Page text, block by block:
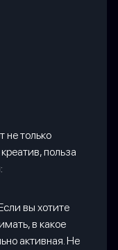
не только
польза
вы хотите
в какое
активная. Не